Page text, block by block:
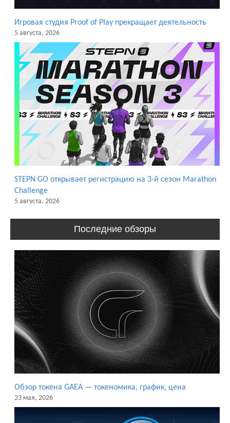
Игровая студия Proof of Play прекращает деятельность
5 августа, 2026
STEPN GO открывает регистрацию на 3-й сезон Marathon
Challenge
5 августа, 2026
Последние обзоры
Обзор токена GAEA — токеномика, график, цена
23 мая, 2026